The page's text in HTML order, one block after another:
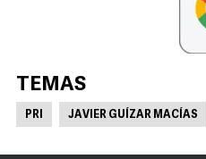
TEMAS
PRI JAVIER GUÍZAR MACÍAS